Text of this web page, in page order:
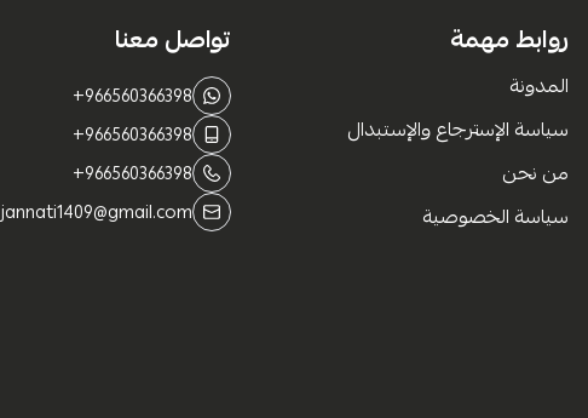
روابط مهمة
المدونة
سياسة الإسترجاع والإستبدال
من نحن
سياسة الخصوصية
تواصل معنا
+966560366398
+966560366398
+966560366398
jannati1409@gmail.com